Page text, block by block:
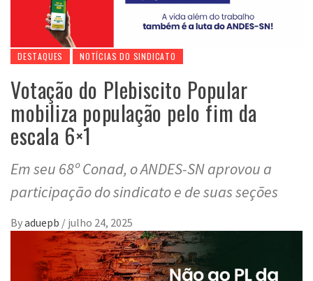
DESTAQUES NOTÍCIAS DO SINDICATO
Votação do Plebiscito Popular
mobiliza população pelo fim da
escala 6×1
Em seu 68º Conad, o ANDES-SN aprovou a
participação do sindicato e de suas seções
Byaduepb / julho 24, 2025